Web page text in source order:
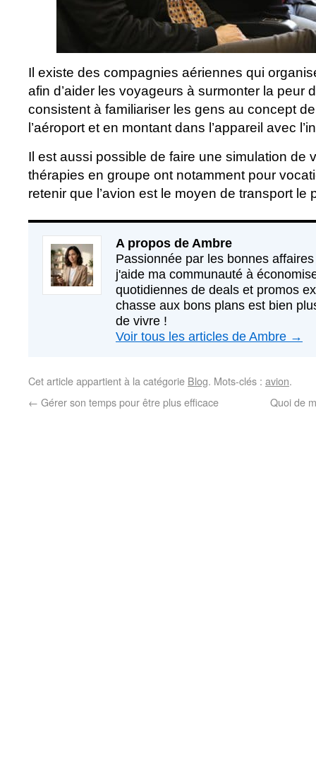
Il existe des compagnies aériennes qui
afin d’aider les voyageurs à surmonter la peur
consistent à familiariser les gens au concept
l’aéroport et en montant dans l’appareil avec
Il est aussi possible de faire une simulation de
thérapies en groupe ont notamment pour
retenir que l’avion est le moyen de transport le
A propos de Ambre
Passionnée par les bonnes
j'aide ma communauté à
quotidiennes de deals et promos
chasse aux bons plans est bien
de vivre !
Voir tous les articles de Ambre →
Cet article appartient à la catégorie Blog. Mots-clés : avion.
← Gérer son temps pour être plus efficace Quoi de